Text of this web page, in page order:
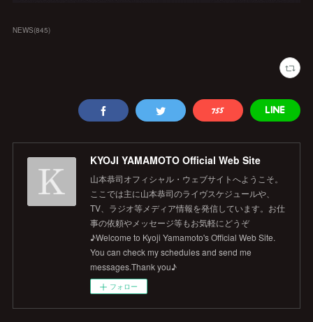
NEWS(845)
KYOJI YAMAMOTO Official Web Site
山本恭司オフィシャル・ウェブサイトへようこそ。
ここでは主に山本恭司のライヴスケジュールや、
TV、ラジオ等メディア情報を発信しています。お仕
事の依頼やメッセージ等もお気軽にどうぞ
♪Welcome to Kyoji Yamamoto's Official Web Site.
You can check my schedules and send me
messages.Thank you♪
フォロー